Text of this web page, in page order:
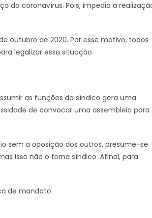
do coronavírus. Pois, impedia a
outubro de 2020. Por esse motivo, todos
legalizar essa situação.
as funções do síndico gera uma
de convocar uma assembleia para
sem a oposição dos outros, presume-se
isso não o torna síndico. Afinal, para
de mandato.